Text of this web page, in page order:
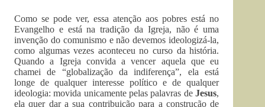
Como se pode ver, essa atenção aos pobres está no
Evangelho e está na tradição da Igreja, não é uma
invenção do comunismo e não devemos ideologizá-la,
como algumas vezes aconteceu no curso da história.
Quando a Igreja convida a vencer aquela que eu
chamei de “globalização da indiferença”, ela está
longe de qualquer interesse político e de qualquer
ideologia: movida unicamente pelas palavras deJesus,
ela quer dar a sua contribuição para a construção de